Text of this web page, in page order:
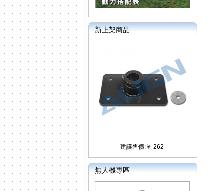
新上架商品
建議售價:￥ 262
無人機專區